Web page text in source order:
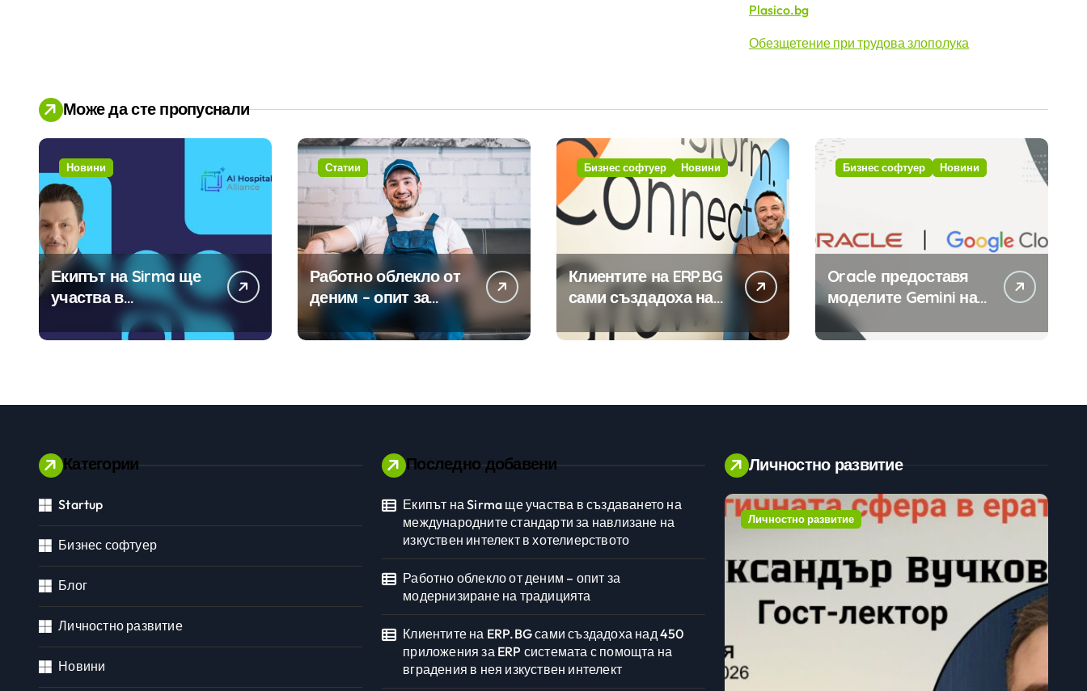
Plasico.bg
Обезщетение при трудова злополука
Може да сте пропуснали
Новини
Екипът на Sirma ще
участва в
създаването на
международните
изкуствен интелект в
Статии
Работно облекло от
деним – опит за
модернизиране на
традицията
Бизнес софтуер Новини
Клиентите на ERP.BG
сами създадоха над
ERP системата с
изкуствен интелект
Бизнес софтуер Новини
Oracle предоставя
моделите Gemini на
Google на хиляди
клиенти на бизнес
Категории
Startup
Бизнес софтуер
Блог
Личностно развитие
Новини
Последно добавени
Екипът на Sirma ще участва в създаването на
международните стандарти за навлизане на
изкуствен интелект в хотелиерството
Работно облекло от деним – опит за
модернизиране на традицията
Клиентите на ERP.BG сами създадоха над 450
приложения за ERP системата с помощта на
вградения в нея изкуствен интелект
Личностно развитие
Личностно развитие Личностно развитие